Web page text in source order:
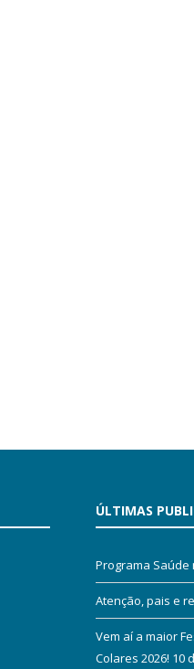
ÚLTIMAS
Programa Saúde
Atenção, pais e
Vem aí a maior
Colares 2026! 10